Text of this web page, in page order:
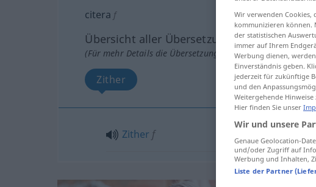
citera f
Übersicht aller Übersetzungen
(Für mehr Details die Übersetzung anklicken/antippen)
Zither
Zither f
Wir verwenden Cookies,
kommunizieren können.
der statistischen
immer auf Ihrem
Werbung dienen,
Einverständnis geben.
jederzeit für zukünftige
und den
Weitergehende
Hier finden Sie unser
Wir und unsere
Genaue Geolocation-
und/oder Zugriff auf
Werbung und Inhalten,
Liste der Partner